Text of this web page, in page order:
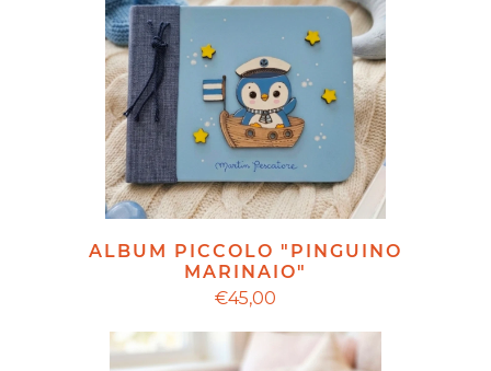
ALBUM PICCOLO "PINGUINO
MARINAIO"
€45,00